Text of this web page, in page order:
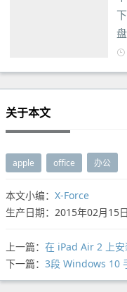
关于本文
apple office 办公
本文小编： X-Force
生产日期：2015年02月15
上一篇： 在 iPad Air 2 上
下一篇： 3段 Windows 10